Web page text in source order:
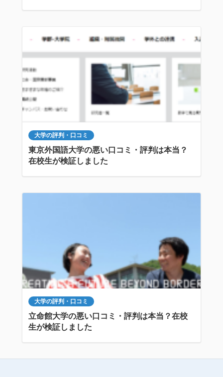
大学の評判・口コミ
東京外国語大学の悪い口コミ・評判は本当？
在校生が検証しました
大学の評判・口コミ
立命館大学の悪い口コミ・評判は本当？在校
生が検証しました